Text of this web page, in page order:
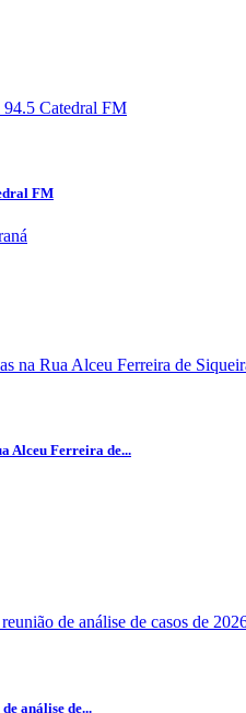
FM
Alceu Ferreira de...
análise de...